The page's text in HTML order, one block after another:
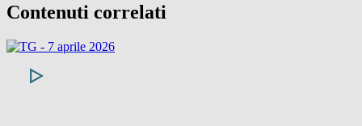
Contenuti correlati